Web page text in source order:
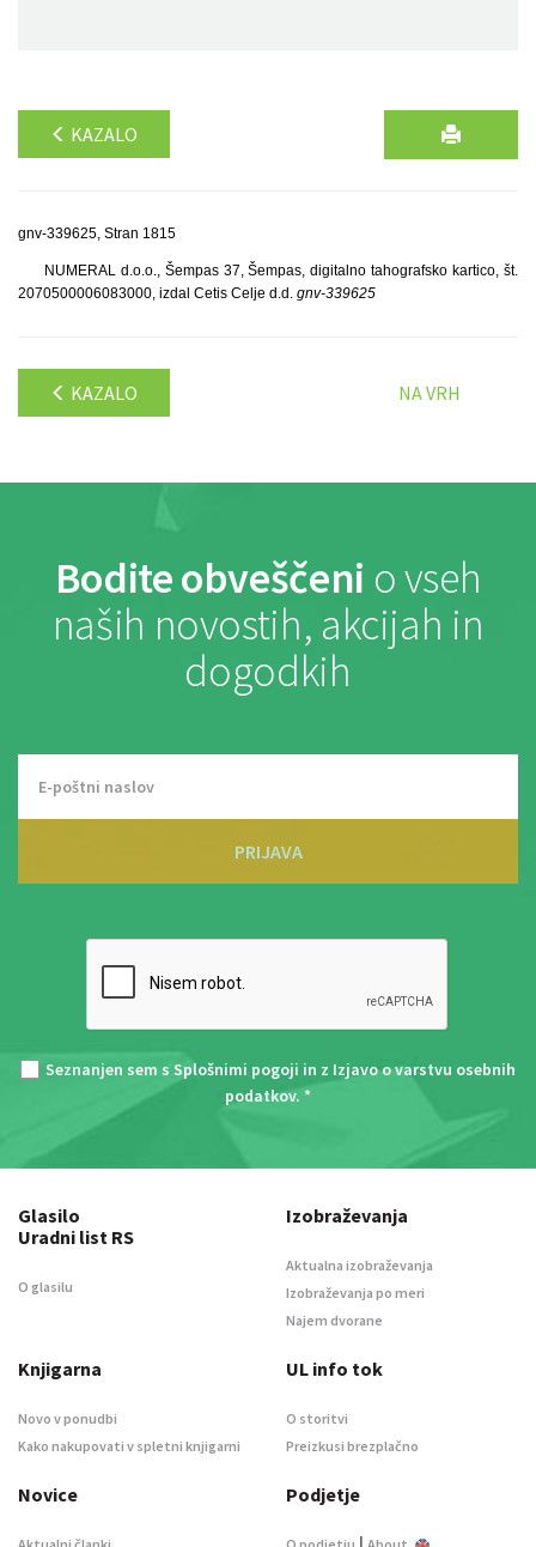
KAZALO
gnv-339625, Stran 1815
NUMERAL d.o.o., Šempas 37, Šempas, digitalno tahografsko kartico, št.
2070500006083000, izdal Cetis Celje d.d. gnv-339625
KAZALO NA VRH
Bodite obveščeni o vseh
naših novostih, akcijah in
dogodkih
PRIJAVA
Seznanjen sem s Splošnimi pogoji in z Izjavo o varstvu osebnih
podatkov. *
Glasilo
Uradni list RS
O glasilu
Izobraževanja
Aktualna izobraževanja
Izobraževanja po meri
Najem dvorane
Knjigarna
Novo v ponudbi
Kako nakupovati v spletni knjigarni
UL info tok
O storitvi
Preizkusi brezplačno
Novice Podjetje